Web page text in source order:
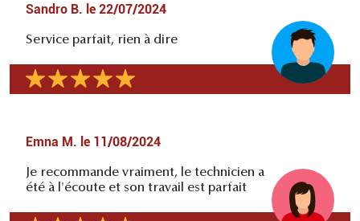
Sandro B. le 22/07/2024
Service parfait, rien à dire
Emna M. le 11/08/2024
Je recommande vraiment, le technicien a
été à l'écoute et son travail est parfait